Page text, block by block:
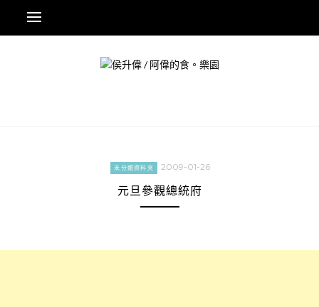
content
未分類資料夾 2009-01-26
元旦參觀總統府